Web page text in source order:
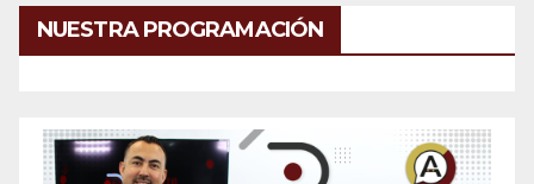
NUESTRA PROGRAMACIÓN